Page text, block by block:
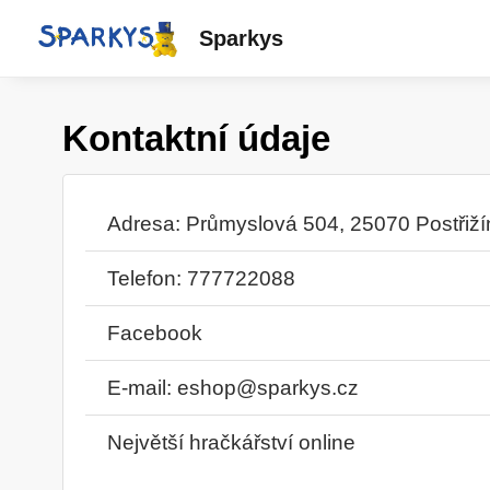
Sparkys
Kontaktní údaje
Adresa: Průmyslová 504, 25070
Telefon: 777722088
Facebook
E-mail: eshop@sparkys.cz
Největší hračkářství online